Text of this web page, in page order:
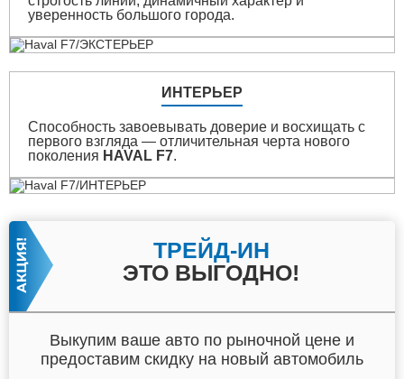
уверенность большого города.
ИНТЕРЬЕР
Способность завоевывать доверие и восхищать с
первого взгляда — отличительная черта нового
поколения HAVAL F7.
ТРЕЙД-ИН
ЭТО ВЫГОДНО!
Выкупим ваше авто по рыночной цене и
предоставим скидку на новый автомобиль